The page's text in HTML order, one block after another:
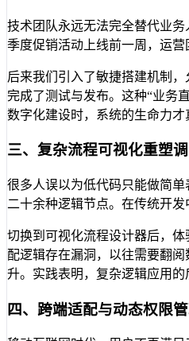
技术团队永远无法完全替代业
季度促销活动上线前一周，运
后来我们引入了敏捷搭建机制
完成了测试与发布。这种“业务
数字化建设时，系统的生命力才
三、复杂流程可视化重塑
很多人误以为低代码只能做简
二十余种逻辑节点。在传统开
切换到可视化流程设计器后，
配逻辑存在漏洞，以往需要翻
升。实践表明，复杂逻辑应用
四、跨端适配与动态权限